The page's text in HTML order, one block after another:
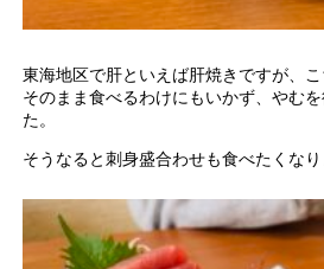
東海地区で肝といえば肝焼きですが、こ
そのまま食べるわけにもいかず、やむ
た。
そうなると刺身盛合わせも食べたくなり